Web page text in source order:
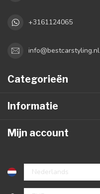
+3161124065
info@bestcarstyling.nl
Categorieën
Informatie
Mijn account